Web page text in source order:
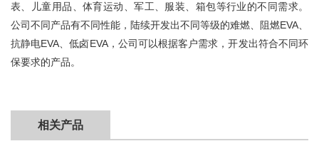
表、儿童用品、体育运动、军工、服装、箱包等行业的不同需求。
公司不同产品有不同性能，陆续开发出不同等级的难燃、阻燃EVA、
抗静电EVA、低卤EVA，公司可以根据客户需求，开发出符合不同环
保要求的产品。
相关产品